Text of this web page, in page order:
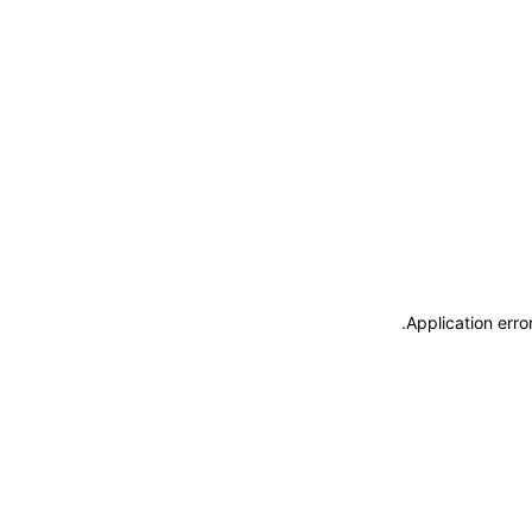
Application
.